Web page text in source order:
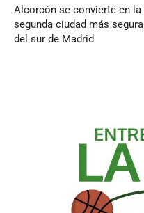
Alcorcón se convierte en la
segunda ciudad más segura
del sur de Madrid